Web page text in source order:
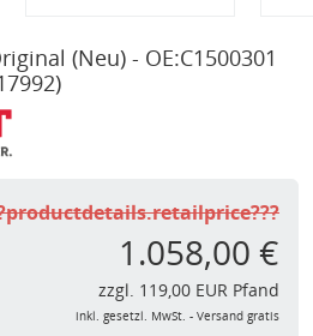
(Neu) - OE:C1500301
1.058,00 €
zzgl. 119,00 EUR Pfand
inkl. gesetzl. MwSt. - Versand gratis